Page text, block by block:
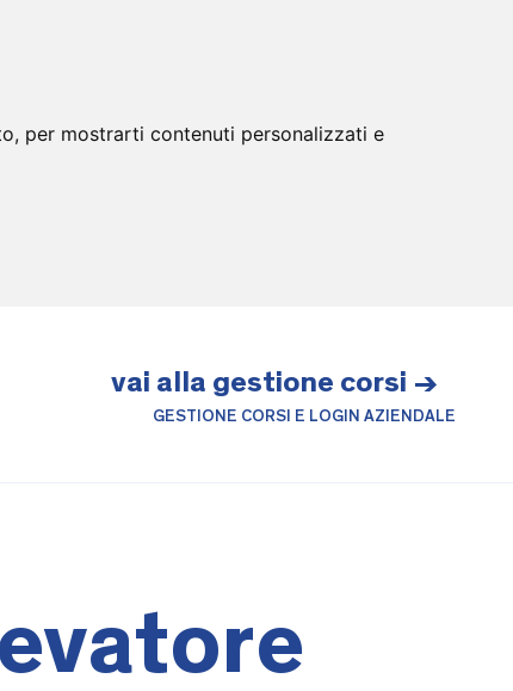
per mostrarti contenuti personalizzati e
vai alla gestione corsi →
GESTIONE CORSI E LOGIN AZIENDALE